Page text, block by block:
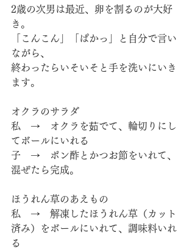
2歳の次男は最近、卵を割るのが大好
き。
「こんこん」「ぱかっ」と自分で言い
ながら、
終わったらいそいそと手を洗いにいき
ます。
オクラのサラダ
私　→　オクラを茹でて、輪切りにし
てボールにいれる
子　→　ポン酢とかつお節をいれて、
混ぜたら完成。
ほうれん草のあえもの
私　→　解凍したほうれん草（カット
済み）をボールにいれて、調味料いれ
る